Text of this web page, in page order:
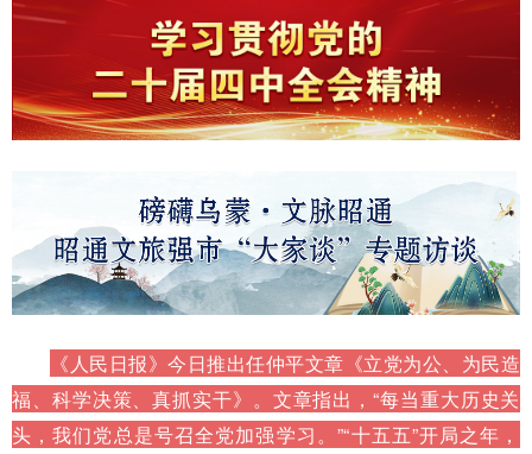
《人民日报》今日推出任仲平文章《立党为公、为民造
福、科学决策、真抓实干》。文章指出，“每当重大历史关
头，我们党总是号召全党加强学习。”“十五五”开局之年，